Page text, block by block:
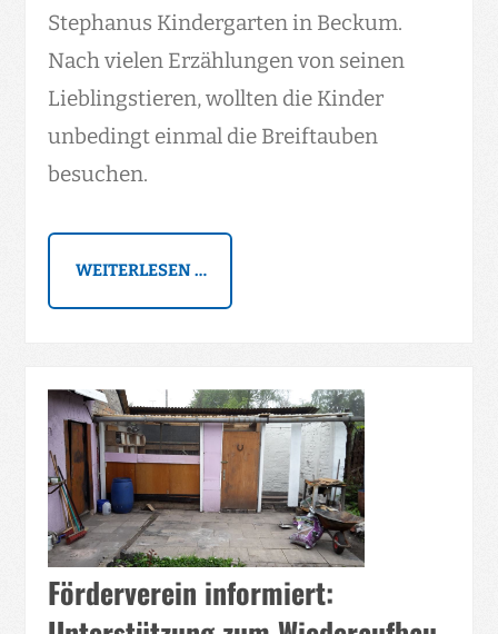
Stephanus Kindergarten in Beckum.
Nach vielen Erzählungen von seinen
Lieblingstieren, wollten die Kinder
unbedingt einmal die Breiftauben
besuchen.
WEITERLESEN …
Förderverein informiert: